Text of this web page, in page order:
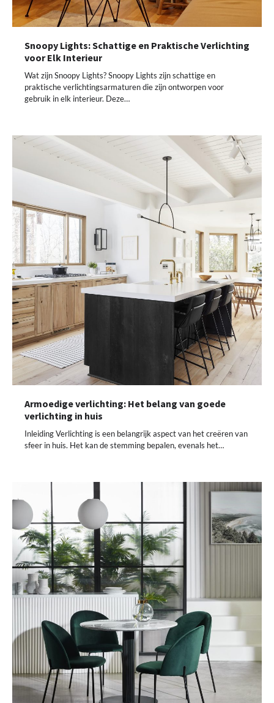
Snoopy Lights: Schattige en Praktische Verlichting
voor Elk Interieur
Wat zijn Snoopy Lights? Snoopy Lights zijn schattige en
praktische verlichtingsarmaturen die zijn ontworpen voor
gebruik in elk interieur. Deze…
Armoedige verlichting: Het belang van goede
verlichting in huis
Inleiding Verlichting is een belangrijk aspect van het creëren van
sfeer in huis. Het kan de stemming bepalen, evenals het…